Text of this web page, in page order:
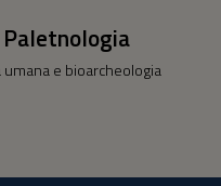
e bioarcheologia